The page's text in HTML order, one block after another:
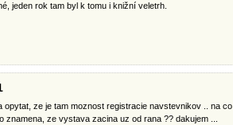
jeden rok tam byl k tomu i knižní veletrh.
opytat, ze je tam moznost registracie navstevnikov .. na
znamena, ze vystava zacina uz od rana ?? dakujem ...